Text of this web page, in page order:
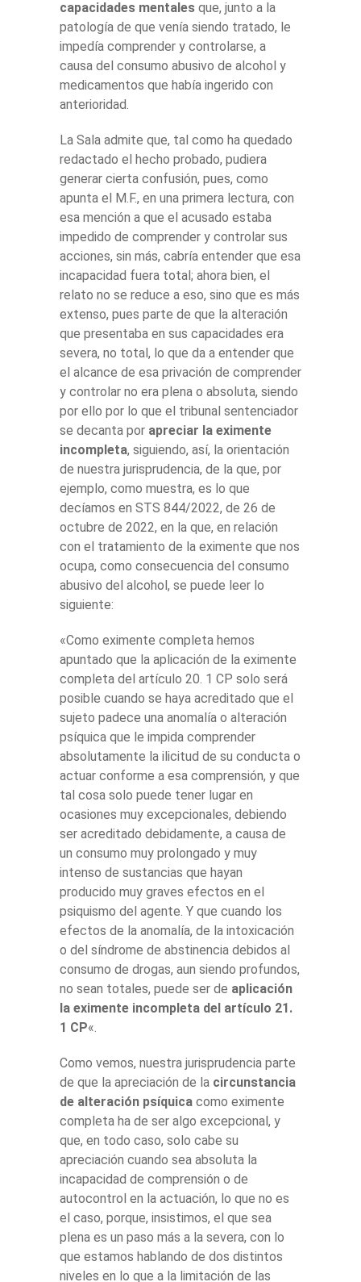
capacidades mentales que, junto a la
patología de que venía siendo tratado, le
impedía comprender y controlarse, a
causa del consumo abusivo de alcohol y
medicamentos que había ingerido con
anterioridad.
La Sala admite que, tal como ha quedado
redactado el hecho probado, pudiera
generar cierta confusión, pues, como
apunta el M.F., en una primera lectura, con
esa mención a que el acusado estaba
impedido de comprender y controlar sus
acciones, sin más, cabría entender que esa
incapacidad fuera total; ahora bien, el
relato no se reduce a eso, sino que es más
extenso, pues parte de que la alteración
que presentaba en sus capacidades era
severa, no total, lo que da a entender que
el alcance de esa privación de comprender
y controlar no era plena o absoluta, siendo
por ello por lo que el tribunal sentenciador
se decanta por apreciar la eximente
incompleta, siguiendo, así, la orientación
de nuestra jurisprudencia, de la que, por
ejemplo, como muestra, es lo que
decíamos en STS 844/2022, de 26 de
octubre de 2022, en la que, en relación
con el tratamiento de la eximente que nos
ocupa, como consecuencia del consumo
abusivo del alcohol, se puede leer lo
siguiente:
«Como eximente completa hemos
apuntado que la aplicación de la eximente
completa del artículo 20. 1 CP solo será
posible cuando se haya acreditado que el
sujeto padece una anomalía o alteración
psíquica que le impida comprender
absolutamente la ilicitud de su conducta o
actuar conforme a esa comprensión, y que
tal cosa solo puede tener lugar en
ocasiones muy excepcionales, debiendo
ser acreditado debidamente, a causa de
un consumo muy prolongado y muy
intenso de sustancias que hayan
producido muy graves efectos en el
psiquismo del agente. Y que cuando los
efectos de la anomalía, de la intoxicación
o del síndrome de abstinencia debidos al
consumo de drogas, aun siendo profundos,
no sean totales, puede ser de aplicación
la eximente incompleta del artículo 21.
1 CP«.
Como vemos, nuestra jurisprudencia parte
de que la apreciación de la circunstancia
de alteración psíquica como eximente
completa ha de ser algo excepcional, y
que, en todo caso, solo cabe su
apreciación cuando sea absoluta la
incapacidad de comprensión o de
autocontrol en la actuación, lo que no es
el caso, porque, insistimos, el que sea
plena es un paso más a la severa, con lo
que estamos hablando de dos distintos
niveles en lo que a la limitación de las